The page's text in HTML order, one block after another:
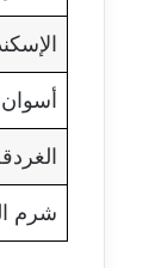
أسوان
شرم